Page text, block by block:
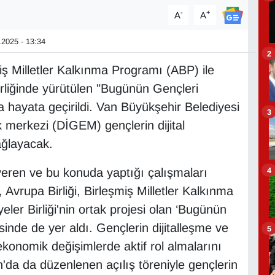
A- A+
- 13:34
Milletler Kalkınma Programı (ABP) ile
yürütülen "Bugünün Gençleri
geçirildi. Van Büyükşehir Belediyesi
(DİGEM) gençlerin dijital
ve bu konuda yaptığı çalışmaları
Birliği, Birleşmiş Milletler Kalkınma
Birliği'nin ortak projesi olan ‘Bugünün
de yer aldı. Gençlerin dijitalleşme ve
değişimlerde aktif rol almalarını
da düzenlenen açılış töreniyle gençlerin
2
3
4
5